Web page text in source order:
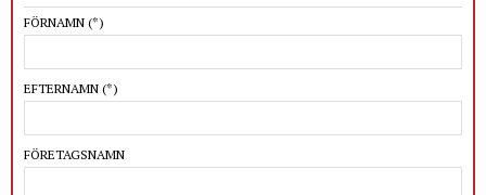
FÖRNAMN (*)
EFTERNAMN (*)
FÖRETAGSNAMN